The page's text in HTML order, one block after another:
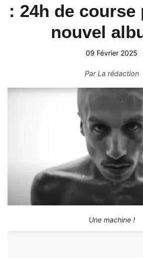
: 24h de course
nouvel
09 Février 2025
ParLa rédaction
Une machine !